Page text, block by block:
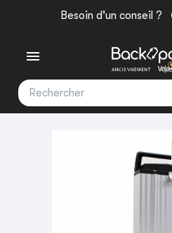
Besoin d'un conseil ?
